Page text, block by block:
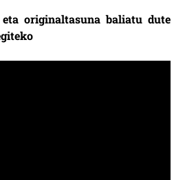
originaltasuna baliatu dute